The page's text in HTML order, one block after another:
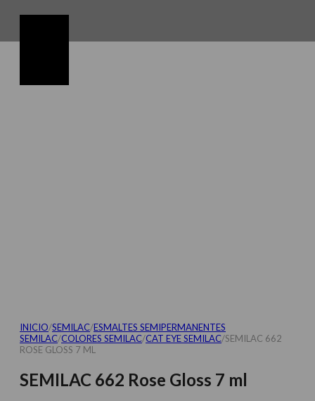
INICIO/SEMILAC/ESMALTES SEMIPERMANENTES
SEMILAC/COLORES SEMILAC/CAT EYE SEMILAC/SEMILAC 662
ROSE GLOSS 7 ML
SEMILAC 662 Rose Gloss 7 ml